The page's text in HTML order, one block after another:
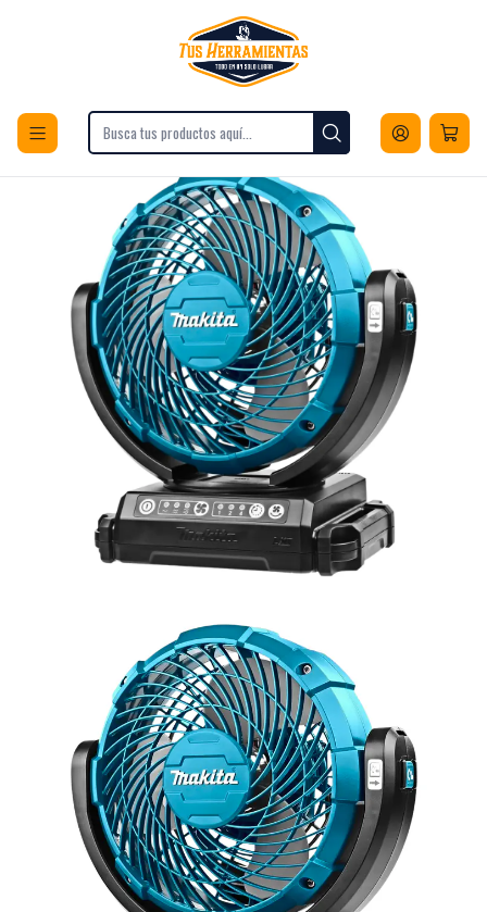
Envios a todo Chile
Electrodomésticos Climatización
Ventilador Inalámbrico/ 7-1/8 Lxt Makita Dcf102z